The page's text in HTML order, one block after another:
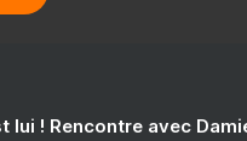
lui ! Rencontre avec